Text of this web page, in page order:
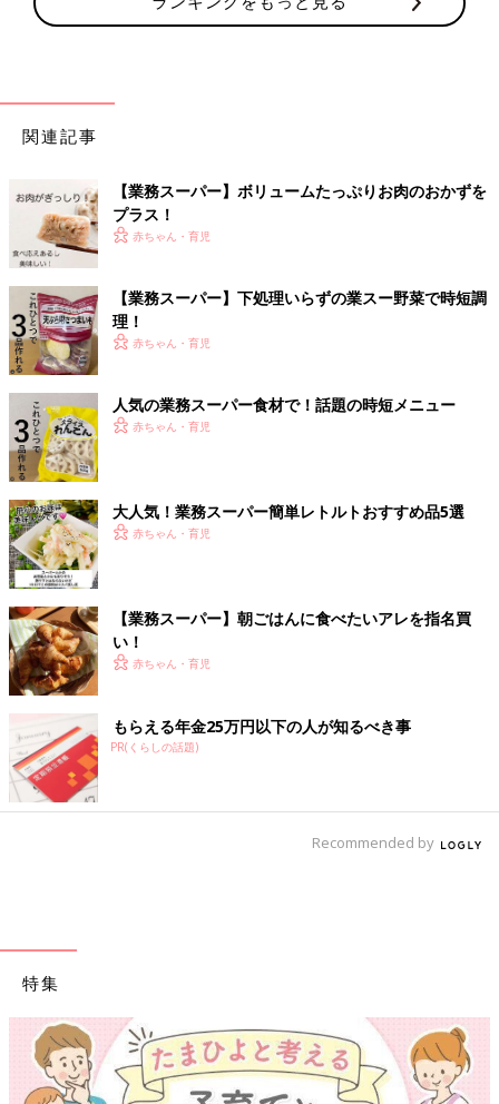
関連記事
【業務スーパー】ボリュームたっぷりお肉のおかずを
プラス！
赤ちゃん・育児
【業務スーパー】下処理いらずの業スー野菜で時短調
理！
赤ちゃん・育児
人気の業務スーパー食材で！話題の時短メニュー
赤ちゃん・育児
大人気！業務スーパー簡単レトルトおすすめ品5選
赤ちゃん・育児
【業務スーパー】朝ごはんに食べたいアレを指名買
い！
赤ちゃん・育児
もらえる年金25万円以下の人が知るべき事
PR(くらしの話題)
Recommended by
特集
【ワクチン接種できるものも】妊婦